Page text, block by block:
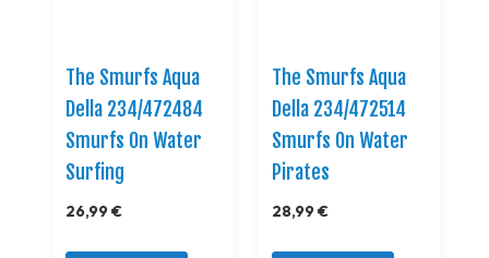
The Smurfs Aqua
Della 234/472484
Smurfs On Water
Surfing
26,99 €
The Smurfs Aqua
Della 234/472514
Smurfs On Water
Pirates
28,99 €